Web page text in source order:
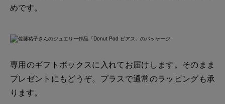
めです。
専用のギフトボックスに入れてお届けします。そのまま
プレゼントにもどうぞ。プラスで通常のラッピングも承
ります。